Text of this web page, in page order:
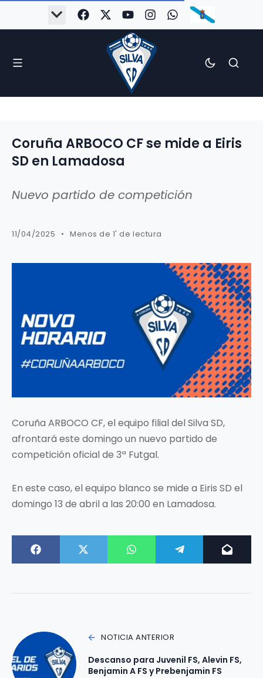
Coruña ARBOCO CF se mide a Eiris
SD en Lamadosa
Nuevo partido de competición
11/04/2025 Menos de 1' de lectura
Coruña ARBOCO CF, el equipo filial del Silva SD,
afrontará este domingo un nuevo partido de
competición oficial de 3ª Futgal.
En este caso, el equipo blanco se mide a Eiris SD el
domingo 13 de abril a las 20:00 en Lamadosa.
NOTICIA ANTERIOR
Descanso para Juvenil FS, Alevin FS,
Benjamin A FS y Prebenjamin FS